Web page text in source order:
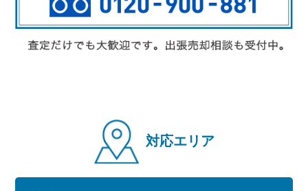
対応エリア